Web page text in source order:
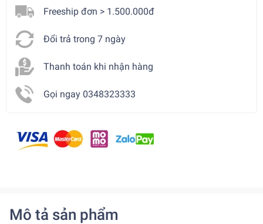
Freeship đơn > 1.500.000đ
Đổi trả trong 7 ngày
Thanh toán khi nhận hàng
Gọi ngay 0348323333
Mô tả sản phẩm